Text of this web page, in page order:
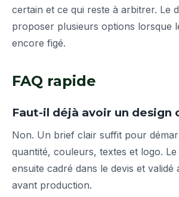
certain et ce qui reste à arbitrer. Le
proposer plusieurs options lorsque
encore figé.
FAQ rapide
Faut-il déjà avoir un design
Non. Un brief clair suffit pour
quantité, couleurs, textes et logo.
ensuite cadré dans le devis et validé
avant production.